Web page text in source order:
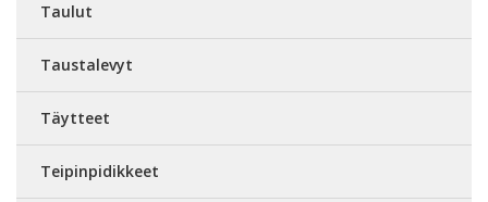
Taulut
Taustalevyt
Täytteet
Teipinpidikkeet